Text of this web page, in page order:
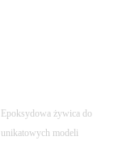
Epoksydowa żywica do
unikatowych modeli